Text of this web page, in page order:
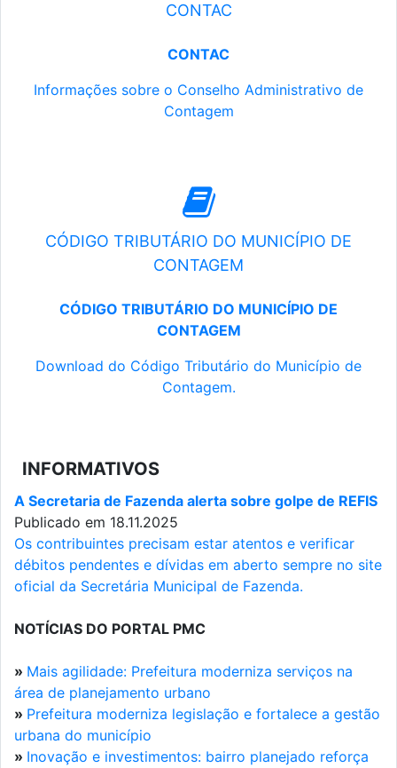
CONTAC
CONTAC
Informações sobre o Conselho Administrativo de
Contagem
CÓDIGO TRIBUTÁRIO DO MUNICÍPIO DE
CONTAGEM
CÓDIGO TRIBUTÁRIO DO MUNICÍPIO DE
CONTAGEM
Download do Código Tributário do Município de
Contagem.
INFORMATIVOS
A Secretaria de Fazenda alerta sobre golpe de REFIS
Publicado em 18.11.2025
Os contribuintes precisam estar atentos e verificar
débitos pendentes e dívidas em aberto sempre no site
oficial da Secretária Municipal de Fazenda.
NOTÍCIAS DO PORTAL PMC
» Mais agilidade: Prefeitura moderniza serviços na
área de planejamento urbano
» Prefeitura moderniza legislação e fortalece a gestão
urbana do município
» Inovação e investimentos: bairro planejado reforça